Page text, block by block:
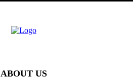
ABOUT US